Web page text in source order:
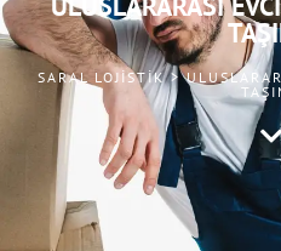
SARAL LOJISTIK >